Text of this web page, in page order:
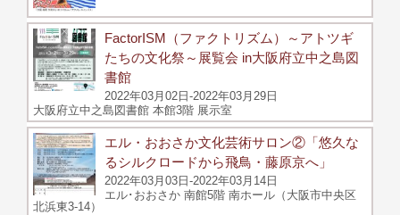
FactorISM（ファクトリズム）～アトツギ
たちの文化祭～展覧会 in大阪府立中之島図
書館
2022年03月02日-2022年03月29日
大阪府立中之島図書館 本館3階 展示室
エル・おおさか文化芸術サロン②「悠久な
るシルクロードから飛鳥・藤原京へ」
2022年03月03日-2022年03月14日
エル･おおさか 南館5階 南ホール（大阪市中央区
北浜東3-14）